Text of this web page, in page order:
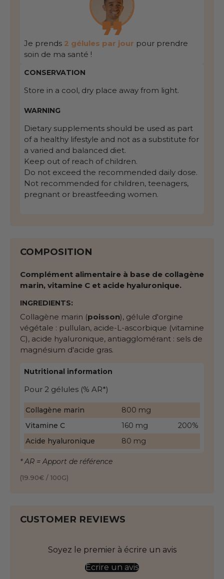
Je prends 2 gélules par jour pour prendre
soin de ma santé !
CONSERVATION
Store in a cool, dry place away from light.
WARNING
Dietary supplements should be used as part
of a healthy lifestyle and not as a substitute for
a varied and balanced diet.
Keep out of reach of children.
Do not exceed the recommended daily dose.
Not recommended for children, teenagers,
pregnant or breastfeeding women.
COMPOSITION
Complément alimentaire à base de collagène
marin, vitamine C et acide hyaluronique.
INGREDIENTS:
Collagène marin (poisson), gélule d'orgine
végétale : pullulan, acide-L-ascorbique (vitamine
C), acide hyaluronique, antiagglomérant : sels de
magnésium d'acide gras.
Nutritional information
Pour 2 gélules (% AR*)
Collagène marin
800 mg
Vitamine C
160 mg
200%
Acide hyaluronique
80 mg
* AR = Apport de référence
(19.90€ / 100G)
CUSTOMER REVIEWS
Soyez le premier à écrire un avis
Écrire un avis